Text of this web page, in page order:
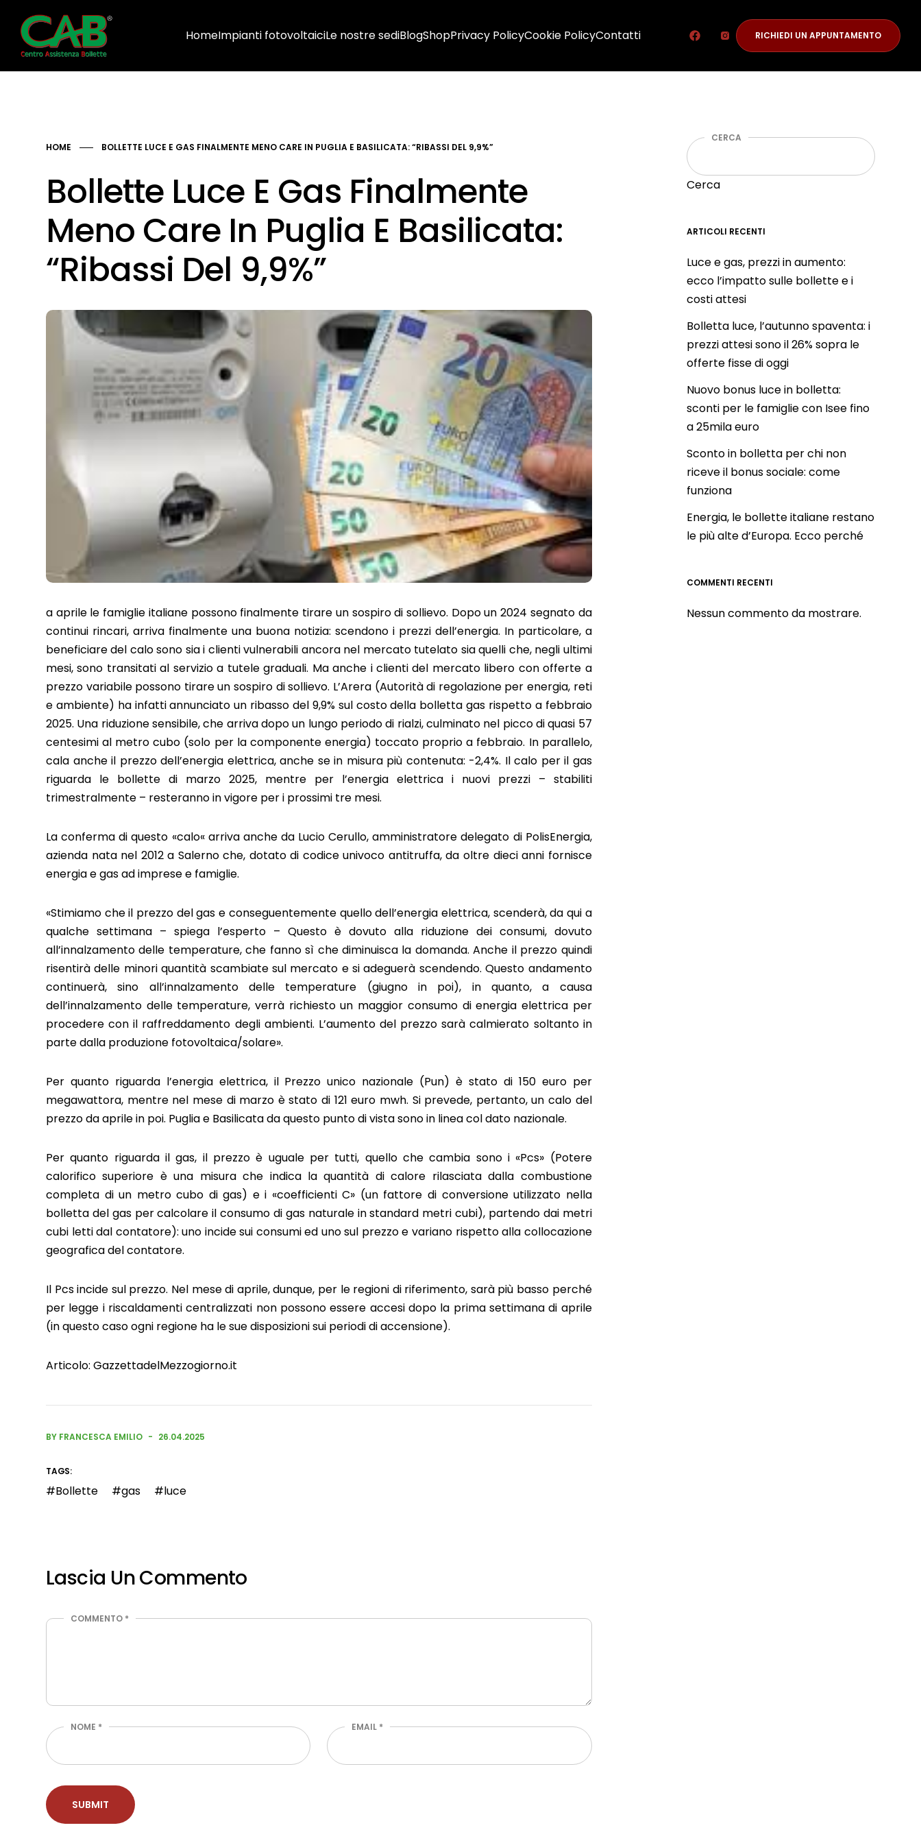
HomeImpianti fotovoltaiciLe nostre sediBlogShopPrivacy PolicyCookie PolicyContatti RICHIEDI UN APPUNTAMENTO
HOME BOLLETTE LUCE E GAS FINALMENTE MENO CARE IN PUGLIA E BASILICATA: “RIBASSI DEL 9,9%”
Bollette Luce E Gas Finalmente
Meno Care In Puglia E Basilicata:
“Ribassi Del 9,9%”
a aprile le famiglie italiane possono finalmente tirare un sospiro di sollievo. Dopo un 2024 segnato da
continui rincari, arriva finalmente una buona notizia: scendono i prezzi dell’energia. In particolare, a
beneficiare del calo sono sia i clienti vulnerabili ancora nel mercato tutelato sia quelli che, negli ultimi
mesi, sono transitati al servizio a tutele graduali. Ma anche i clienti del mercato libero con offerte a
prezzo variabile possono tirare un sospiro di sollievo. L’Arera (Autorità di regolazione per energia, reti
e ambiente) ha infatti annunciato un ribasso del 9,9% sul costo della bolletta gas rispetto a febbraio
2025. Una riduzione sensibile, che arriva dopo un lungo periodo di rialzi, culminato nel picco di quasi 57
centesimi al metro cubo (solo per la componente energia) toccato proprio a febbraio. In parallelo,
cala anche il prezzo dell’energia elettrica, anche se in misura più contenuta: -2,4%. Il calo per il gas
riguarda le bollette di marzo 2025, mentre per l’energia elettrica i nuovi prezzi – stabiliti
trimestralmente – resteranno in vigore per i prossimi tre mesi.
La conferma di questo «calo« arriva anche da Lucio Cerullo, amministratore delegato di PolisEnergia,
azienda nata nel 2012 a Salerno che, dotato di codice univoco antitruffa, da oltre dieci anni fornisce
energia e gas ad imprese e famiglie.
«Stimiamo che il prezzo del gas e conseguentemente quello dell’energia elettrica, scenderà, da qui a
qualche settimana – spiega l’esperto – Questo è dovuto alla riduzione dei consumi, dovuto
all’innalzamento delle temperature, che fanno sì che diminuisca la domanda. Anche il prezzo quindi
risentirà delle minori quantità scambiate sul mercato e si adeguerà scendendo. Questo andamento
continuerà, sino all’innalzamento delle temperature (giugno in poi), in quanto, a causa
dell’innalzamento delle temperature, verrà richiesto un maggior consumo di energia elettrica per
procedere con il raffreddamento degli ambienti. L’aumento del prezzo sarà calmierato soltanto in
parte dalla produzione fotovoltaica/solare».
Per quanto riguarda l’energia elettrica, il Prezzo unico nazionale (Pun) è stato di 150 euro per
megawattora, mentre nel mese di marzo è stato di 121 euro mwh. Si prevede, pertanto, un calo del
prezzo da aprile in poi. Puglia e Basilicata da questo punto di vista sono in linea col dato nazionale.
Per quanto riguarda il gas, il prezzo è uguale per tutti, quello che cambia sono i «Pcs» (Potere
calorifico superiore è una misura che indica la quantità di calore rilasciata dalla combustione
completa di un metro cubo di gas) e i «coefficienti C» (un fattore di conversione utilizzato nella
bolletta del gas per calcolare il consumo di gas naturale in standard metri cubi), partendo dai metri
cubi letti dal contatore): uno incide sui consumi ed uno sul prezzo e variano rispetto alla collocazione
geografica del contatore.
Il Pcs incide sul prezzo. Nel mese di aprile, dunque, per le regioni di riferimento, sarà più basso perché
per legge i riscaldamenti centralizzati non possono essere accesi dopo la prima settimana di aprile
(in questo caso ogni regione ha le sue disposizioni sui periodi di accensione).
Articolo: GazzettadelMezzogiorno.it
BY FRANCESCA EMILIO 26.04.2025
TAGS:
Bollette gas luce
Lascia Un Commento
COMMENTO *
NOME * EMAIL *
CERCA
Cerca
ARTICOLI RECENTI
Luce e gas, prezzi in aumento:
ecco l’impatto sulle bollette e i
costi attesi
Bolletta luce, l’autunno spaventa: i
prezzi attesi sono il 26% sopra le
offerte fisse di oggi
Nuovo bonus luce in bolletta:
sconti per le famiglie con Isee fino
a 25mila euro
Sconto in bolletta per chi non
riceve il bonus sociale: come
funziona
Energia, le bollette italiane restano
le più alte d’Europa. Ecco perché
COMMENTI RECENTI
Nessun commento da mostrare.